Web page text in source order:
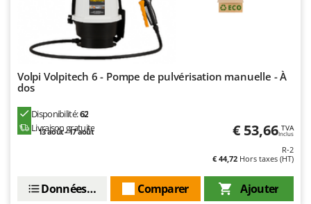
Volpi Volpitech 6 - Pompe de pulvérisation manuelle - À
dos
Disponibilité:62
Livraison gratuite
13 août - 17 août € 53,66 TVA
Inclus
R-2
€ 44,72 Hors taxes (HT)
Ajouter
Comparer
Données techniques